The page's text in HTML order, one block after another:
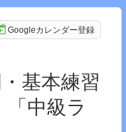
Googleカレンダー登録
基本練習
「中級ラ